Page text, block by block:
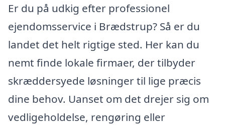
Er du på udkig efter professionel
ejendomsservice i Brædstrup? Så er du
landet det helt rigtige sted. Her kan du
nemt finde lokale firmaer, der tilbyder
skræddersyede løsninger til lige præcis
dine behov. Uanset om det drejer sig om
vedligeholdelse, rengøring eller